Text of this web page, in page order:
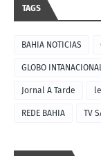
TAGS
BAHIA NOTICIAS
GLOBO
Jornal A Tarde
REDE BAHIA TV